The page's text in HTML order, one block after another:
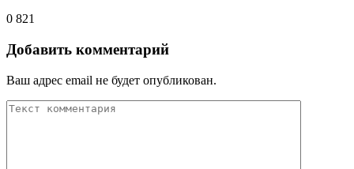
0 821
Добавить комментарий
Ваш адрес email не будет опубликован.